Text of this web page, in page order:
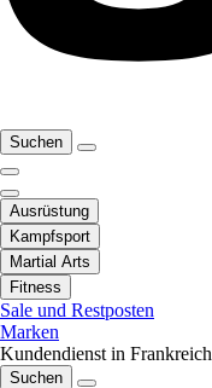
Suchen
Ausrüstung
Kampfsport
Martial Arts
Fitness
Sale und Restposten
Marken
Kundendienst in Frankreich
Suchen